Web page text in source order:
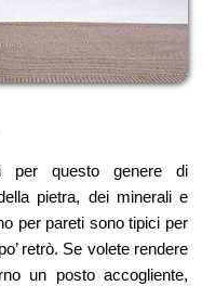
per questo genere di
pietra, dei minerali e
per pareti sono tipici per
retrò. Se volete rendere
un posto accogliente,